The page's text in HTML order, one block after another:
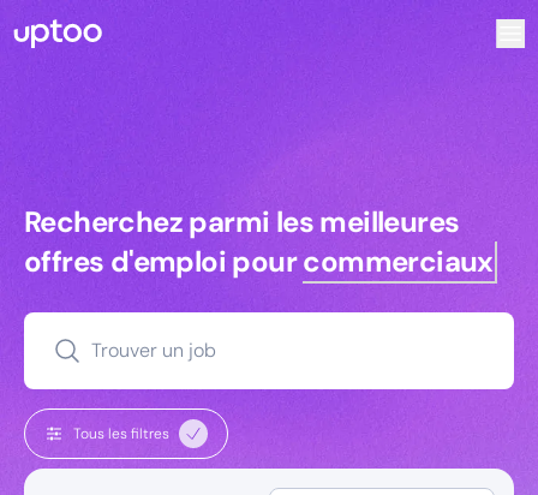
Recherchez parmi les meilleures
Recherchez parmi les meilleures
offres d'emploi pourcommerciaux
Trouver un job
Tous les filtres